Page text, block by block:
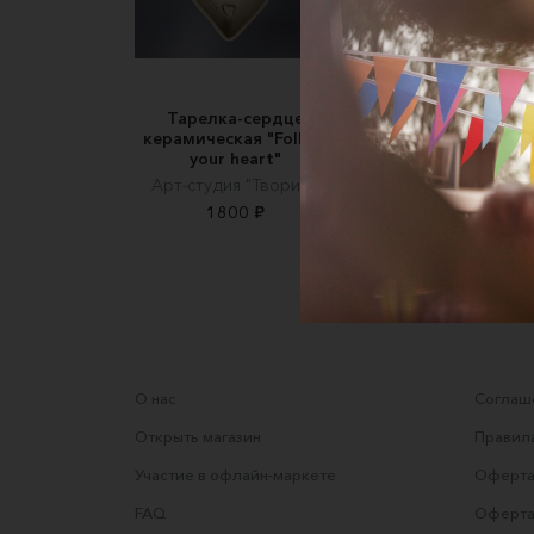
Тарелка-сердце
керамическая "Follow
your heart"
Арт-студия "Творим"
1800 ₽
Тарелка
"Ракушка", с
элементами
Арт-студия
2600 ₽
О нас
Открыть магазин
Участие в офлайн-маркете
FAQ